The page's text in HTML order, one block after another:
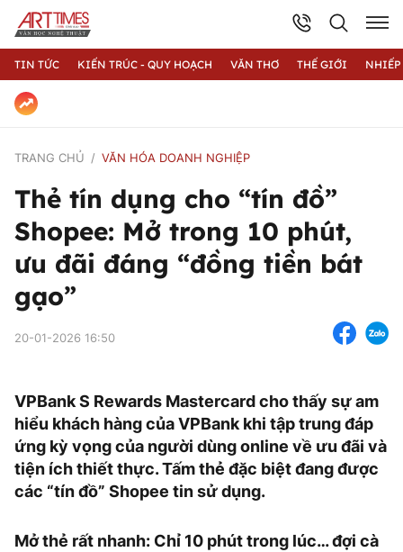
TIN TỨC KIẾN TRÚC - QUY HOẠCH VĂN THƠ THẾ GIỚI
TRANG CHỦ VĂN HÓA DOANH NGHIỆP
Thẻ tín dụng cho “tín đồ”
Shopee: Mở trong 10 phút,
ưu đãi đáng “đồng tiền bát
gạo”
20-01-2026 16:50
VPBank S Rewards Mastercard cho thấy sự am
hiểu khách hàng của VPBank khi tập trung đáp
ứng kỳ vọng của người dùng online về ưu đãi và
tiện ích thiết thực. Tấm thẻ đặc biệt đang được
các “tín đồ” Shopee tin sử dụng.
Mở thẻ rất nhanh: Chỉ 10 phút trong lúc… đợi cà